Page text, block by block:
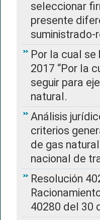
seleccionar
presente
Por la cual se
2017 “Por la
seguir para
natural.
Análisis
criterios
de gas
nacional de
Resolución
40280 del 30